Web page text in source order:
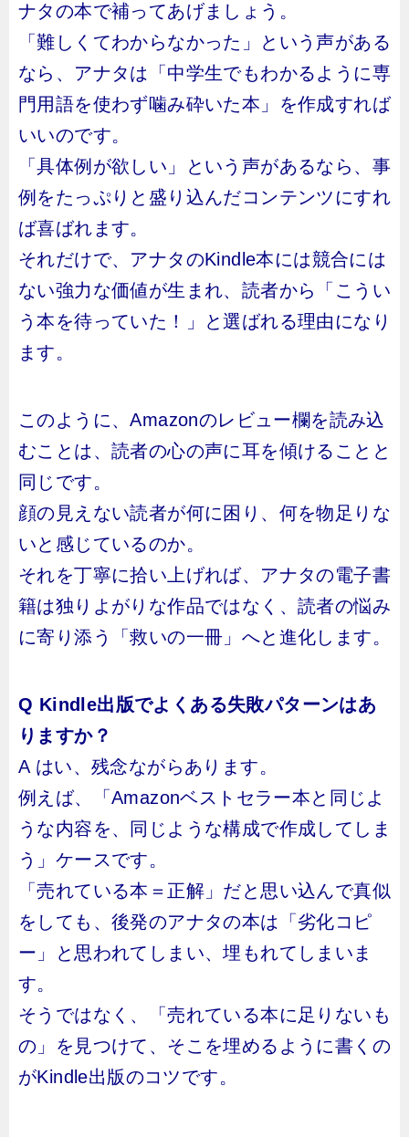
ナタの本で補ってあげましょう。
「難しくてわからなかった」という声がある
なら、アナタは「中学生でもわかるように専
門用語を使わず噛み砕いた本」を作成すれば
いいのです。
「具体例が欲しい」という声があるなら、事
例をたっぷりと盛り込んだコンテンツにすれ
ば喜ばれます。
それだけで、アナタのKindle本には競合には
ない強力な価値が生まれ、読者から「こうい
う本を待っていた！」と選ばれる理由になり
ます。
このように、Amazonのレビュー欄を読み込
むことは、読者の心の声に耳を傾けることと
同じです。
顔の見えない読者が何に困り、何を物足りな
いと感じているのか。
それを丁寧に拾い上げれば、アナタの電子書
籍は独りよがりな作品ではなく、読者の悩み
に寄り添う「救いの一冊」へと進化します。
Q Kindle出版でよくある失敗パターンはあ
りますか？
A はい、残念ながらあります。
例えば、「Amazonベストセラー本と同じよ
うな内容を、同じような構成で作成してしま
う」ケースです。
「売れている本＝正解」だと思い込んで真似
をしても、後発のアナタの本は「劣化コピ
ー」と思われてしまい、埋もれてしまいま
す。
そうではなく、「売れている本に足りないも
の」を見つけて、そこを埋めるように書くの
がKindle出版のコツです。